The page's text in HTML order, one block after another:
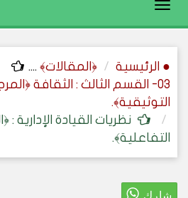
Toggle
● الرئيسية ﴿المقالات﴾ ....
03- القسم الثالث : الثقافة
التوثيقية﴾.
نظريات القيادة
التفاعلية﴾.